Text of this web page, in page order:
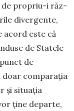
de propriu-i răz­
di­vergente,
acord este că
de Statele
de
doar comparația
și situația
ține depar­te,